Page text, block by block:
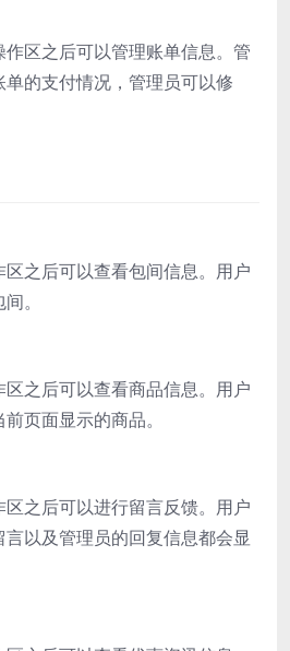
区之后可以管理账单信息。管
的支付情况，管理员可以修
之后可以查看包间信息。用户
。
之后可以查看商品信息。用户
页面显示的商品。
之后可以进行留言反馈。用户
以及管理员的回复信息都会显